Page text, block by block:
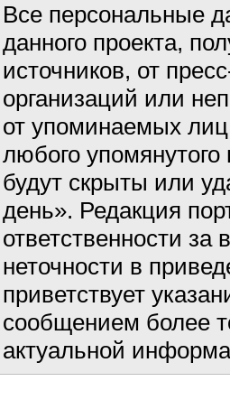
Все персональные
данного проекта,
источников, от
организаций или
от упоминаемых
любого
будут скрыты или
день». Редакция
ответственности
неточности в
приветствует
сообщением более
актуальной